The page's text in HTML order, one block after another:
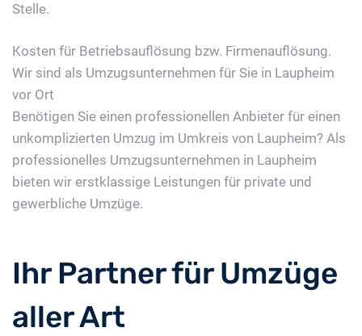
Stelle.
Kosten für Betriebsauflösung bzw. Firmenauflösung.
Wir sind als Umzugsunternehmen für Sie in Laupheim
vor Ort
Benötigen Sie einen professionellen Anbieter für einen
unkomplizierten Umzug im Umkreis von Laupheim? Als
professionelles Umzugsunternehmen in Laupheim
bieten wir erstklassige Leistungen für private und
gewerbliche Umzüge.
Ihr Partner für Umzüge
aller Art